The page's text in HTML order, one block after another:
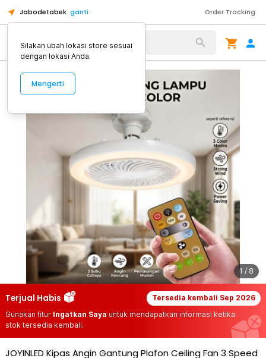
Jabodetabek ganti Order Tracking
Alat Kopi
1 / 8
Terjual Habis Tersedia kembali Sep 2026
Gunakan fitur Ingatkan Saya untuk mendapatkan informasi ketika
stok tersedia kembali.
JOYINLED Kipas Angin Gantung Plafon Ceiling Fan 3 Speed
Silakan ubah lokasi store sesuai
dengan lokasi Anda.
Mengerti